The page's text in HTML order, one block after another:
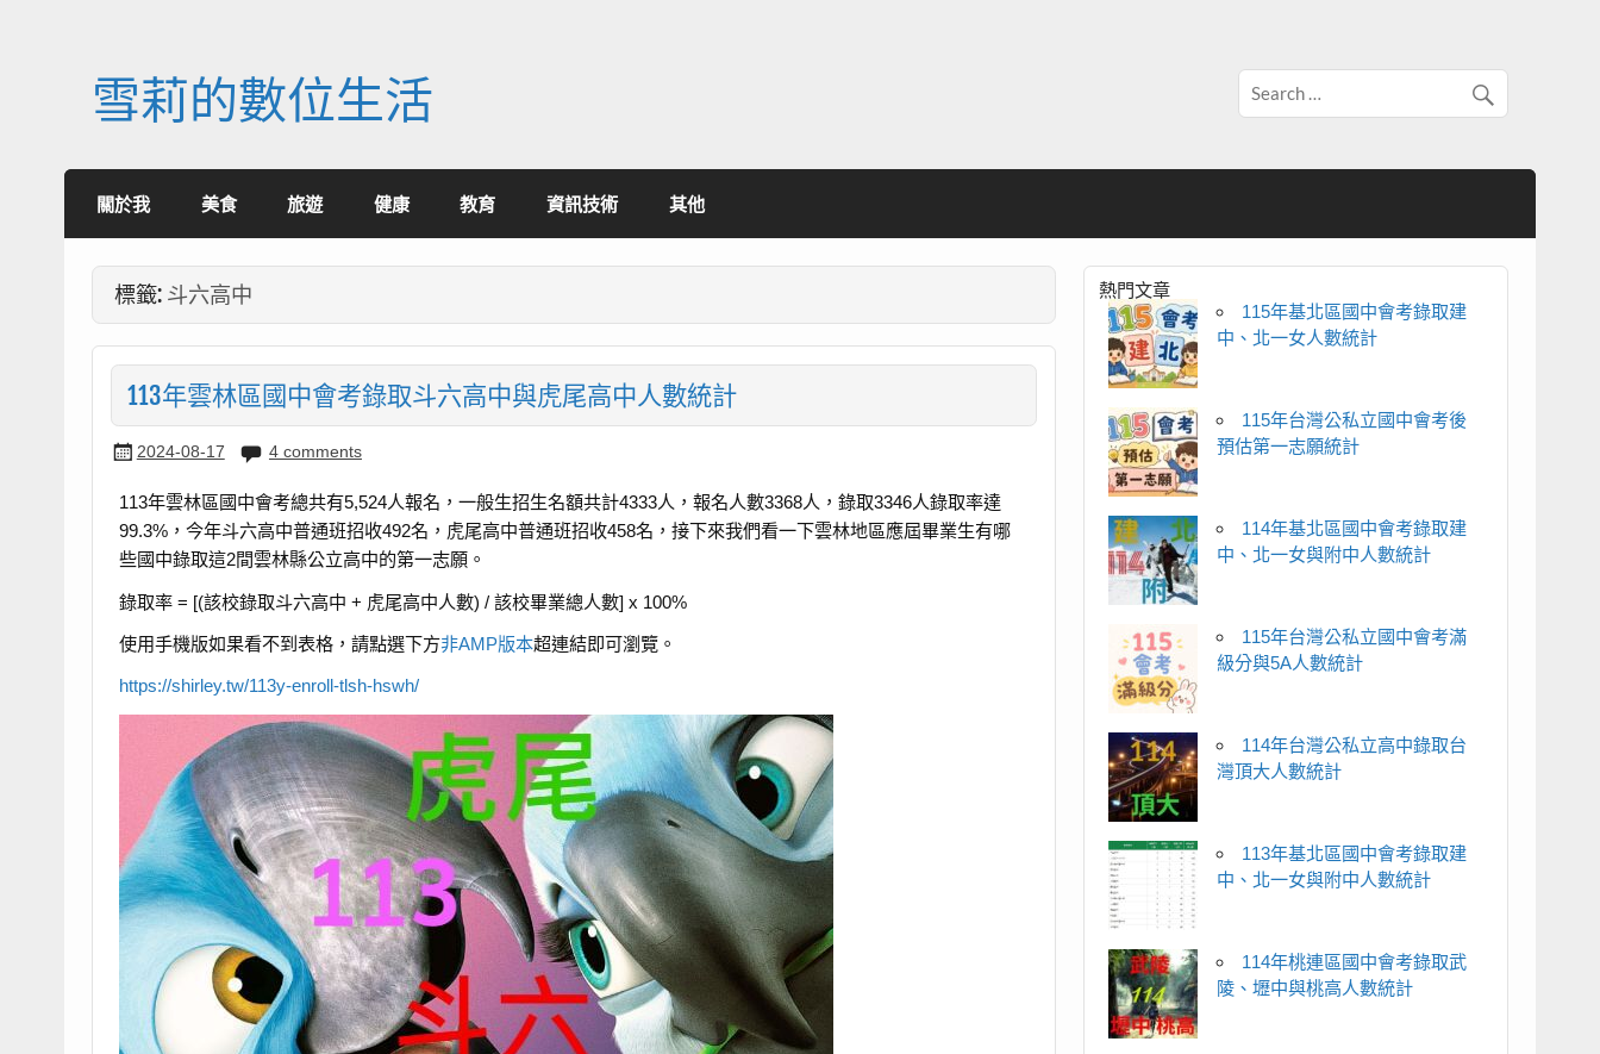
雪莉的數位生活
關於我 美食 旅遊 健康 教育 資訊技術 其他
標籤: 斗六高中
113年雲林區國中會考錄取斗六高中與虎尾高中人數統計
2024-08-17 4 comments
113年雲林區國中會考總共有5,524人報名，一般生招生名額共計4333人，報名人數3368人，錄取3346人錄取率達
99.3%，今年斗六高中普通班招收492名，虎尾高中普通班招收458名，接下來我們看一下雲林地區應屆畢業生有哪
些國中錄取這2間雲林縣公立高中的第一志願。
錄取率 = [(該校錄取斗六高中 + 虎尾高中人數) / 該校畢業總人數] x 100%
使用手機版如果看不到表格，請點選下方非AMP版本超連結即可瀏覽。
https://shirley.tw/113y-enroll-tlsh-hswh/
熱門文章
115年基北區國中會考錄取建
中、北一女人數統計
115年台灣公私立國中會考後
預估第一志願統計
114年基北區國中會考錄取建
中、北一女與附中人數統計
115年台灣公私立國中會考滿
級分與5A人數統計
114年台灣公私立高中錄取台
灣頂大人數統計
113年基北區國中會考錄取建
中、北一女與附中人數統計
114年桃連區國中會考錄取武
陵、壢中與桃高人數統計